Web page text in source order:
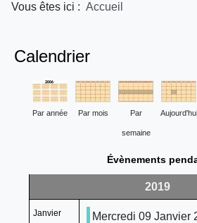
Vous êtes ici : Accueil
Calendrier
Par année Par mois Par
semaine
Aujourd'hui
Évènements
2019
Janvier
Mercredi 09 Janvier